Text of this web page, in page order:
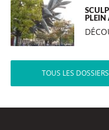
PLEIN
TOUS LES DOSSIERS